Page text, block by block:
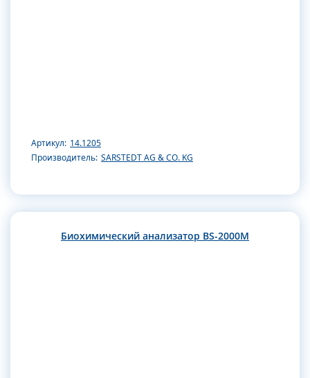
Артикул: 14.1205
Производитель: SARSTEDT AG & CO. KG
Биохимический анализатор BS-2000M